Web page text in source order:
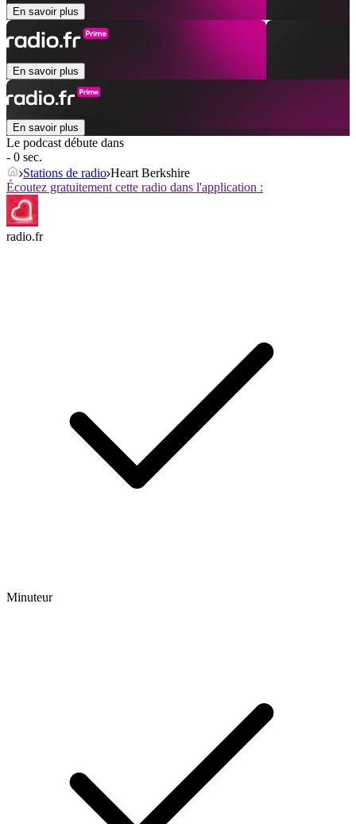
En savoir plus
En savoir plus
En savoir plus
Le podcast débute dans
- 0 sec.
Stations de radio Heart Berkshire
Écoutez gratuitement cette radio dans l'application :
radio.fr
Minuteur